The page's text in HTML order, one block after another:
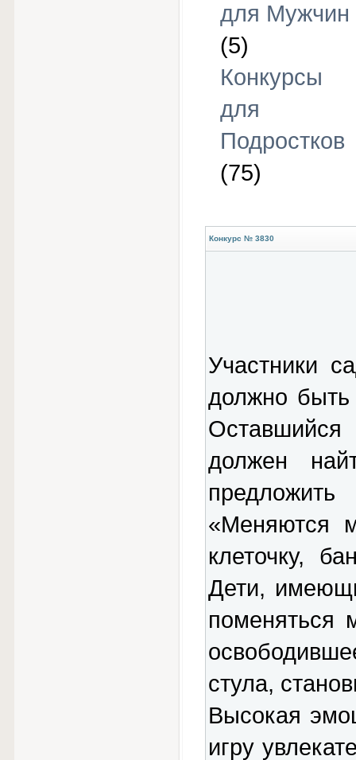
для Мужчин
(5)
Конкурсы
для
Подростков
(75)
Конкурс № 3830
Участники
должно
должен
«Меняются
клеточку,
Дети,
поменяться
стула,
Высокая
игру